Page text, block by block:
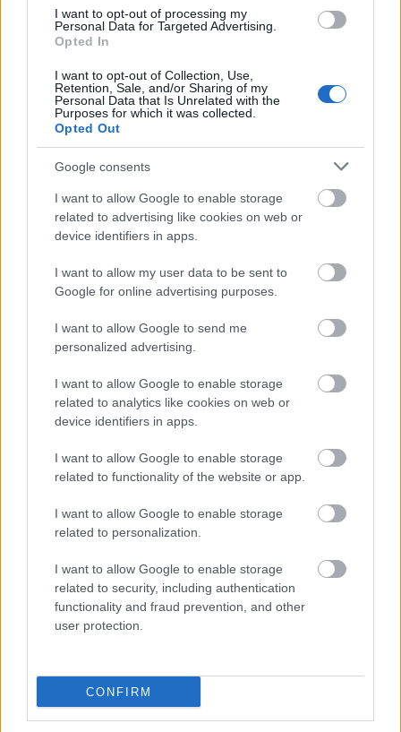
I want to opt-out of processing my
Personal Data for Targeted Advertising.
Opted In
I want to opt-out of Collection, Use,
Retention, Sale, and/or Sharing of my
Personal Data that Is Unrelated with the
Purposes for which it was collected.
Opted Out
Google consents
I want to allow Google to enable storage
related to advertising like cookies on web or
device identifiers in apps.
I want to allow my user data to be sent to
Google for online advertising purposes.
I want to allow Google to send me
personalized advertising.
I want to allow Google to enable storage
related to analytics like cookies on web or
device identifiers in apps.
I want to allow Google to enable storage
related to functionality of the website or app.
I want to allow Google to enable storage
related to personalization.
I want to allow Google to enable storage
related to security, including authentication
functionality and fraud prevention, and other
user protection.
CONFIRM
Szólj hozzá!
A hozzászóláshoz be kell lépned!
VAGY
trollhunter89
13 éve
Én egyáltalán nem voltam oda a Bombák földjén-ért.
Hirtelen nem emlékszem, hogy milyen más filmekkel
felhozatal, hogy ez hat Oscar-díjat hazavigyen.
Pötty1
A bombák földjén egy vicc. Realista mű?? Pl. amikor
amcsi egyenruhában kimegy a városba egyedül?
Nna az tényleg hihető...
mindent elmond az Oscar "szavazóiról".
És akkor a modern kori történelem egyik
legfontosabb történetét ismét ő kapta? Ki alá feküdt